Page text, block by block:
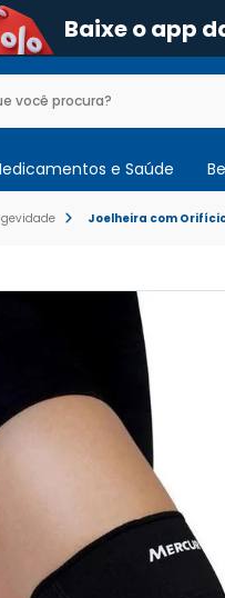
Baixe o app
e Saúde
Joelheira com